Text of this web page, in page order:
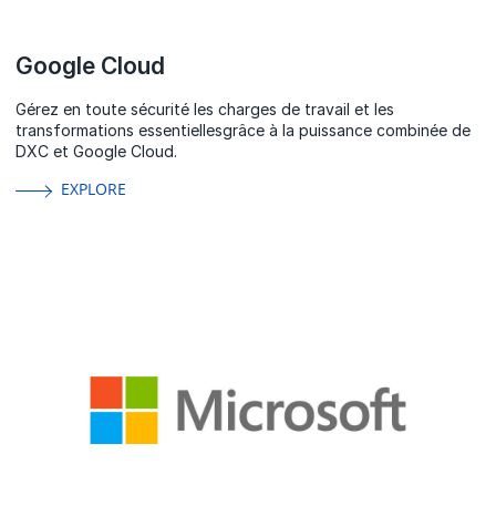
Google Cloud
Gérez en toute sécurité les charges de travail et les
transformations essentiellesgrâce à la puissance combinée de
DXC et Google Cloud.
EXPLORE